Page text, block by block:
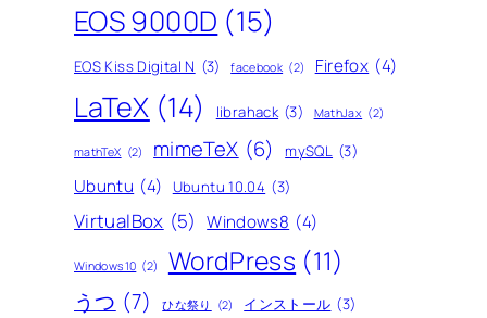
EOS 9000D (15)
EOS Kiss Digital N (3) facebook (2) Firefox (4)
LaTeX (14) librahack (3) MathJax (2)
mathTeX (2) mimeTeX (6) mySQL (3)
Ubuntu (4) Ubuntu 10.04 (3)
VirtualBox (5) Windows8 (4)
Windows10 (2) WordPress (11)
うつ (7) ひな祭り (2) インストール (3)